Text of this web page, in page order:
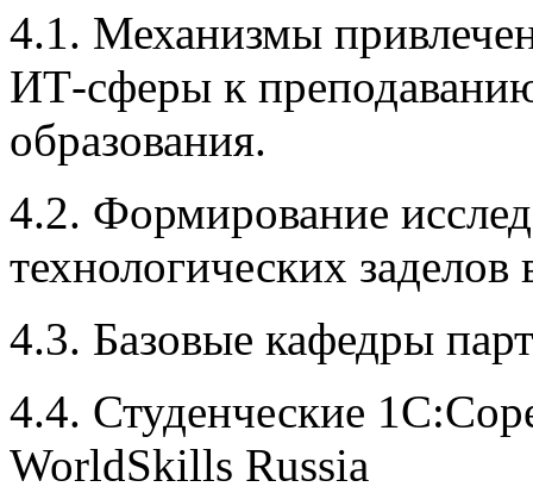
4.1. Механизмы
ИТ-сферы к
образования.
4.2. Формирование
технологических
4.3. Базовые кафедры
4.4. Студенческие
WorldSkills Russia